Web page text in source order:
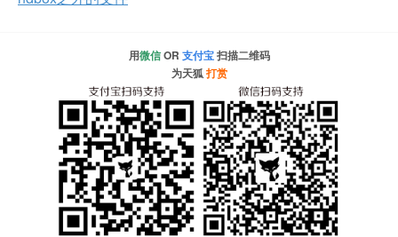
用微信OR 支付宝扫描二维码
为天狐打赏